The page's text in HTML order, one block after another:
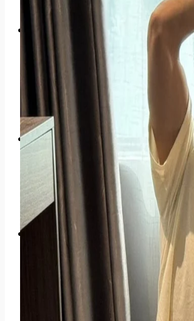
Sự Kiện Hot
Lễ Trao Giải
Show Thực Tế
Thảm Đỏ & Xu Hướng
Sự Kiện Nổi Bật
Cộng Đồng Mạng
Hot Trend & Viral
Câu Chuyện Hài Hước
Góc Cộng Đồng
Góc Nhìn
Phân Tích Drama
Review Sự Kiện
Bình Luận Showbiz